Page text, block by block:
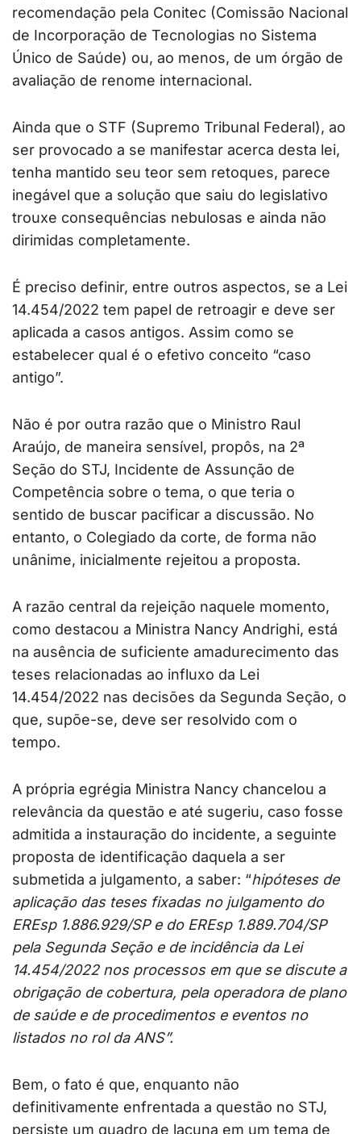
recomendação pela Conitec (Comissão Nacional
de Incorporação de Tecnologias no Sistema
Único de Saúde) ou, ao menos, de um órgão de
avaliação de renome internacional.
Ainda que o STF (Supremo Tribunal Federal), ao
ser provocado a se manifestar acerca desta lei,
tenha mantido seu teor sem retoques, parece
inegável que a solução que saiu do legislativo
trouxe consequências nebulosas e ainda não
dirimidas completamente.
É preciso definir, entre outros aspectos, se a Lei
14.454/2022 tem papel de retroagir e deve ser
aplicada a casos antigos. Assim como se
estabelecer qual é o efetivo conceito “caso
antigo”.
Não é por outra razão que o Ministro Raul
Araújo, de maneira sensível, propôs, na 2ª
Seção do STJ, Incidente de Assunção de
Competência sobre o tema, o que teria o
sentido de buscar pacificar a discussão. No
entanto, o Colegiado da corte, de forma não
unânime, inicialmente rejeitou a proposta.
A razão central da rejeição naquele momento,
como destacou a Ministra Nancy Andrighi, está
na ausência de suficiente amadurecimento das
teses relacionadas ao influxo da Lei
14.454/2022 nas decisões da Segunda Seção, o
que, supõe-se, deve ser resolvido com o
tempo.
A própria egrégia Ministra Nancy chancelou a
relevância da questão e até sugeriu, caso fosse
admitida a instauração do incidente, a seguinte
proposta de identificação daquela a ser
submetida a julgamento, a saber: “hipóteses de
aplicação das teses fixadas no julgamento do
EREsp 1.886.929/SP e do EREsp 1.889.704/SP
pela Segunda Seção e de incidência da Lei
14.454/2022 nos processos em que se discute a
obrigação de cobertura, pela operadora de plano
de saúde e de procedimentos e eventos no
listados no rol da ANS”.
Bem, o fato é que, enquanto não
definitivamente enfrentada a questão no STJ,
persiste um quadro de lacuna em um tema de